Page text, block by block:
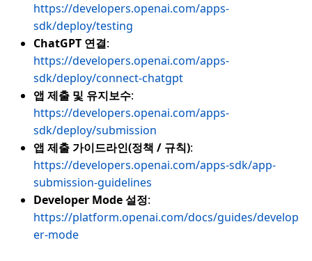
https://developers.openai.com/apps-
sdk/deploy/testing
ChatGPT 연결:
https://developers.openai.com/apps-
sdk/deploy/connect-chatgpt
앱 제출 및 유지보수:
https://developers.openai.com/apps-
sdk/deploy/submission
앱 제출 가이드라인(정책 / 규칙):
https://developers.openai.com/apps-sdk/app-
submission-guidelines
Developer Mode 설정:
https://platform.openai.com/docs/guides/develop
er-mode